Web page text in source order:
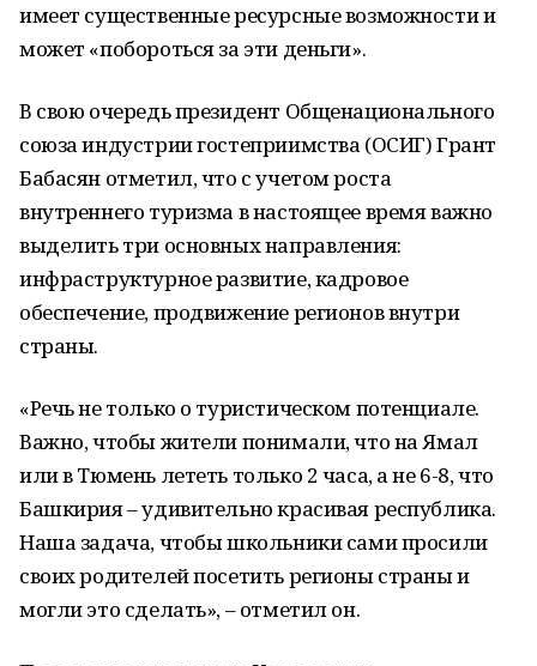
имеет существенные ресурсные возможности и
может «побороться за эти деньги».
В свою очередь президент Общенационального
союза индустрии гостеприимства (ОСИГ) Грант
Бабасян отметил, что с учетом роста
внутреннего туризма в настоящее время важно
выделить три основных направления:
инфраструктурное развитие, кадровое
обеспечение, продвижение регионов внутри
страны.
«Речь не только о туристическом потенциале.
Важно, чтобы жители понимали, что на Ямал
или в Тюмень лететь только 2 часа, а не 6-8, что
Башкирия – удивительно красивая республика.
Наша задача, чтобы школьники сами просили
своих родителей посетить регионы страны и
могли это сделать», – отметил он.